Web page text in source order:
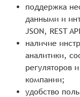
поддержка
данными и
JSON, REST
наличие
аналитики,
регуляторов
компании;
удобство